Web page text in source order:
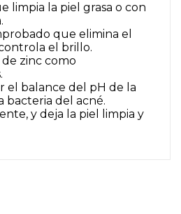
limpia la piel grasa o con
que elimina el
el brillo.
zinc como
el balance del pH de la
bacteria del acné.
y deja la piel limpia y